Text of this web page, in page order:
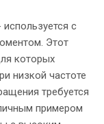
используется с
Этот
которых
низкой частоте
требуется
примером